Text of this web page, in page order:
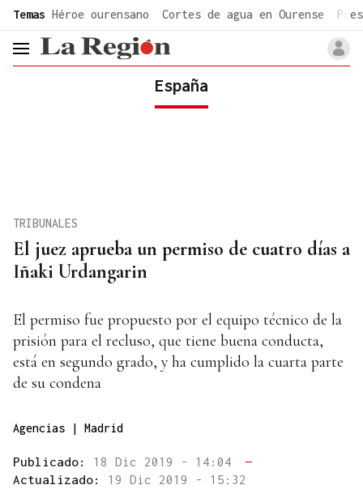
common.go-to-content
Temas Héroe ourensano Cortes de agua en Ourense
header.menu.open
España
El juez aprueba un permiso de cuatro días a
Iñaki Urdangarin
TRIBUNALES
El permiso fue propuesto por el equipo técnico de la
prisión para el recluso, que tiene buena conducta,
está en segundo grado, y ha cumplido la cuarta parte
de su condena
Agencias | Madrid
Publicado: 18 Dic 2019 - 14:04
—
Actualizado: 19 Dic 2019 - 15:32